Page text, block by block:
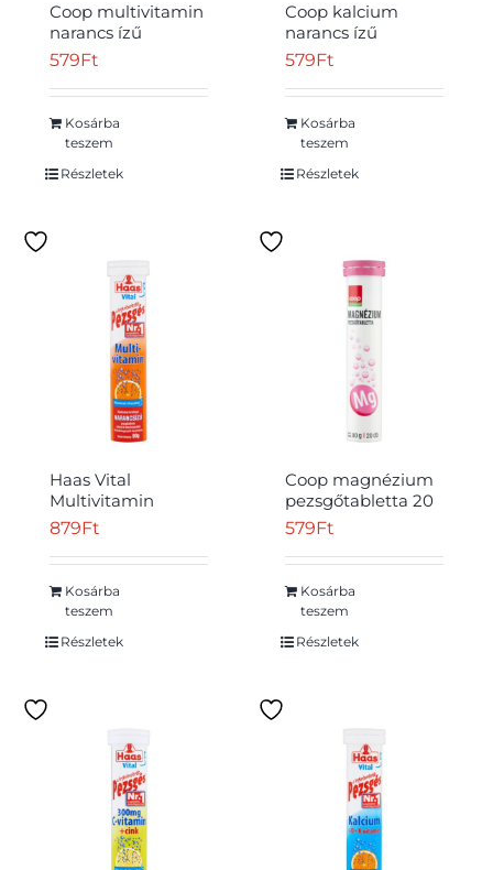
Átvétel
Coop multivitamin
narancs ízű
pezsgőtabletta 20
579Ft
Kosárba
teszem
Részletek
Coop kalcium
narancs ízű
pezsgőtabletta 20
579Ft
Kosárba
teszem
Részletek
Haas Vital
Multivitamin
narancsízű étrend-
pezsgőtabletta 80
g
879Ft
Kosárba
teszem
Részletek
Coop magnézium
pezsgőtabletta 20
db 80 g
579Ft
Kosárba
teszem
Részletek